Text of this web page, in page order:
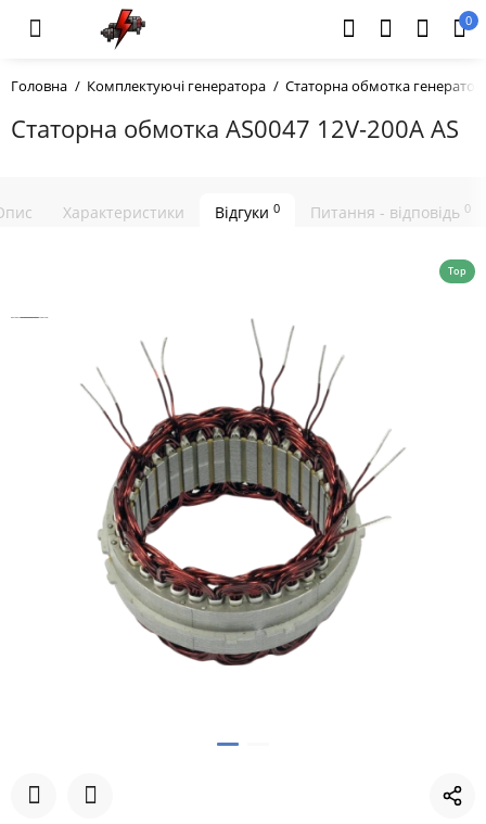
0
Головна Комплектуючі генератора Статорна обмотка
Статорна обмотка AS0047 12V-200A AS
Характеристики Відгуки 0 Питання - відповідь 0
Top